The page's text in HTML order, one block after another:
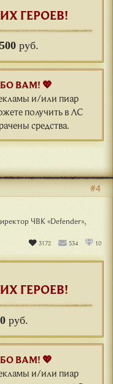
ГЕРОЕВ!
500руб.
ВАМ! 💖
и/или пиар
получить в ЛС
средства.
ЧВК «Defender»,
3172 534 10
#4
ГЕРОЕВ!
руб.
ВАМ! 💖
и/или пиар